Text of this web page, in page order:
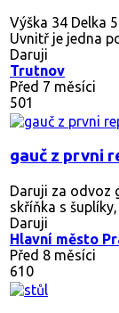
Výška 34 Delka
Uvnitř je jedna
Daruji
Trutnov
Před 7 měsíci
501
gauč z prvni
Daruji za odvoz
skříňka s
Daruji
Hlavní město
Před 8 měsíci
610